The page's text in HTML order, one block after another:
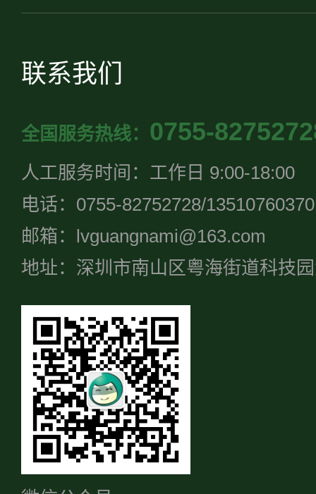
联系我们
全国服务热线： 0755-
人工服务时间：工作日 9:00-18:00
电话：0755-82752728/13510760370
邮箱：lvguangnami@163.com
地址：深圳市南山区粤海街道科技